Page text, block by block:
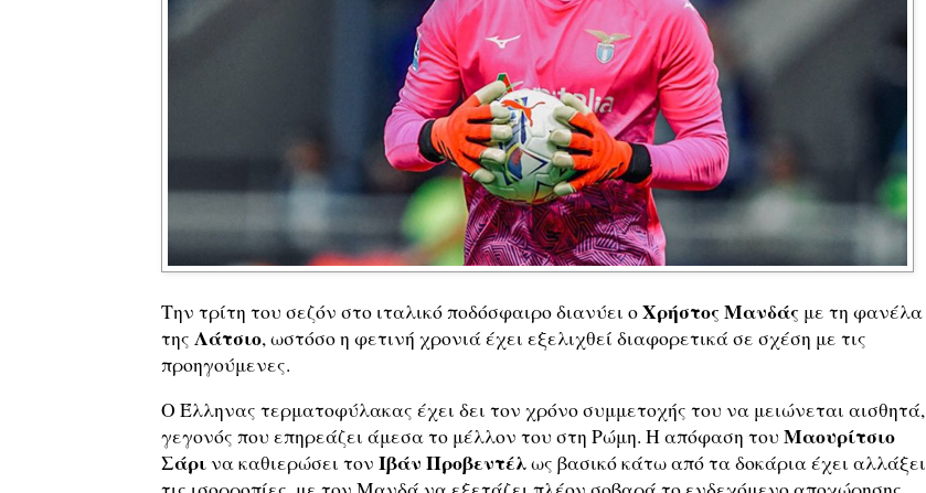
Την τρίτη του σεζόν στο ιταλικό ποδόσφαιρο διανύει οΧρήστος Μανδάς με τη φανέλα
της Λάτσιο, ωστόσο η φετινή χρονιά έχει εξελιχθεί διαφορετικά σε σχέση με τις
προηγούμενες.
Ο Έλληνας τερματοφύλακας έχει δει τον χρόνο συμμετοχής του να μειώνεται αισθητά,
γεγονός που επηρεάζει άμεσα το μέλλον του στη Ρώμη. Η απόφαση του Μαουρίτσιο
Σάρινα καθιερώσει τον Ιβάν Προβεντέλως βασικό κάτω από τα δοκάρια έχει αλλάξει